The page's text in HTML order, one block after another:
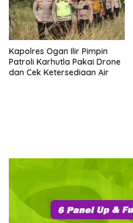
Kapolres Ogan Ilir Pimpin
Patroli Karhutla Pakai Drone
dan Cek Ketersediaan Air